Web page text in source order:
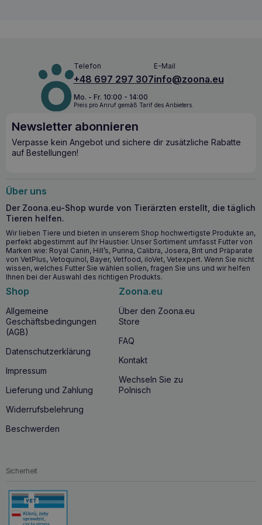
wichtigen Nährstoffen, die die richtige Entwicklung und
Gesundheit eines jeden Hundes unterstützen. Mit
Wildfleisch und Cranberries liefert das Futter auch
Antioxidantien und Vitamine für eine gesunde Haut und ein
glänzendes Fell.
BALTICA Hirschfleisch mit Preiselbeeren
12x400g – Die wichtigsten gesundheitlichen
von Allergien minimiert.
Enthält Antioxidantien aus Cranberries, die das
Immunsystem unterstützen.
Fördert eine gesunde Haut und ein glänzendes Fell mit
einer gesunden Quelle von Proteinen und Vitaminen.
Enthält kein Getreide, wodurch mögliche Ursachen für
Nahrungsmittelunverträglichkeiten ausgeschlossen
werden.
wann lohnt es sich?
Das Futter ist für erwachsene Hunde aller Rassen geeignet.
Besonders empfehlenswert für Hunde, die zu
Futtermittelallergien oder -unverträglichkeiten neigen,
sowie für Hunde, die ein hochwertiges und schmackhaftes
Futter schätzen.
Telefon
+48 697 297 307
E-Mail
info@zoona.eu
Mo. - Fr. 10:00 - 14:00
Preis pro Anruf gemäß Tarif des Anbieters.
Newsletter abonnieren
Verpasse kein Angebot und sichere dir zusätzliche Rabatte
auf Bestellungen!
Über uns
Der Zoona.eu-Shop wurde von Tierärzten erstellt, die täglich
Tieren helfen.
Wir lieben Tiere und bieten in unserem Shop hochwertigste Produkte an,
perfekt abgestimmt auf Ihr Haustier. Unser Sortiment umfasst Futter von
Marken wie: Royal Canin, Hill’s, Purina, Calibra, Josera, Brit und Präparate
von VetPlus, Vetoquinol, Bayer, Vetfood, iloVet, Vetexpert. Wenn Sie nicht
wissen, welches Futter Sie wählen sollen, fragen Sie uns und wir helfen
Ihnen bei der Auswahl des richtigen Produkts.
Shop
Allgemeine
Geschäftsbedingungen
(AGB)
Datenschutzerklärung
Impressum
Lieferung und Zahlung
Widerrufsbelehrung
Beschwerden
Zoona.eu
Über den Zoona.eu
Store
FAQ
Kontakt
Wechseln Sie zu
Polnisch
Sicherheit